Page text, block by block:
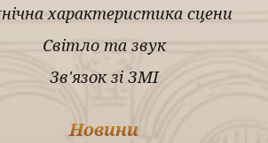
характеристика сцени
Світло та звук
Зв'язок зі ЗМІ
Новини